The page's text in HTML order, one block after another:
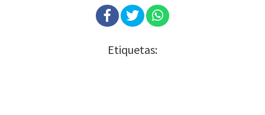
Etiquetas: